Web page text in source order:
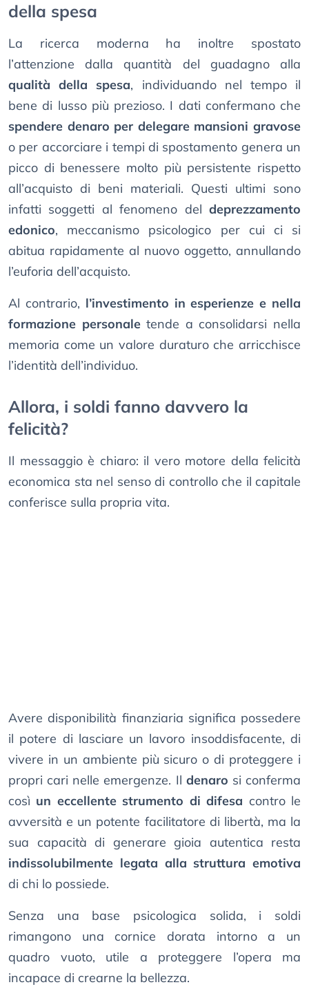
della spesa
La ricerca moderna ha inoltre spostato
l’attenzione dalla quantità del guadagno alla
qualità della spesa, individuando nel tempo il
bene di lusso più prezioso. I dati confermano che
spendere denaro per delegare mansioni gravose
o per accorciare i tempi di spostamento genera un
picco di benessere molto più persistente rispetto
all’acquisto di beni materiali. Questi ultimi sono
infatti soggetti al fenomeno del deprezzamento
edonico, meccanismo psicologico per cui ci si
abitua rapidamente al nuovo oggetto, annullando
l’euforia dell’acquisto.
Al contrario, l’investimento in esperienze e nella
formazione personaletende a consolidarsi nella
memoria come un valore duraturo che arricchisce
l’identità dell’individuo.
Allora, i soldi fanno davvero la
felicità?
Il messaggio è chiaro: il vero motore della felicità
economica sta nel senso di controllo che il capitale
conferisce sulla propria vita.
Avere disponibilità finanziaria significa possedere
il potere di lasciare un lavoro insoddisfacente, di
vivere in un ambiente più sicuro o di proteggere i
propri cari nelle emergenze. Il denaro si conferma
così un eccellente strumento di difesa contro le
avversità e un potente facilitatore di libertà, ma la
sua capacità di generare gioia autentica resta
indissolubilmente legata alla struttura emotiva
di chi lo possiede.
Senza una base psicologica solida, i soldi
rimangono una cornice dorata intorno a un
quadro vuoto, utile a proteggere l’opera ma
incapace di crearne la bellezza.